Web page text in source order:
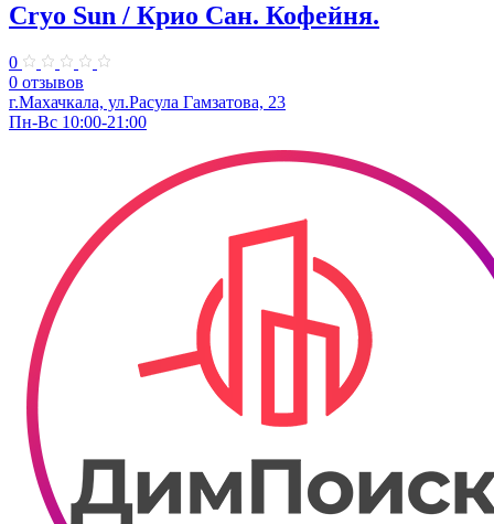
Cryo Sun / Крио Сан. Кофейня.
0
0 отзывов
г.Махачкала, ул.Расула Гамзатова, 23
Пн-Вс 10:00-21:00